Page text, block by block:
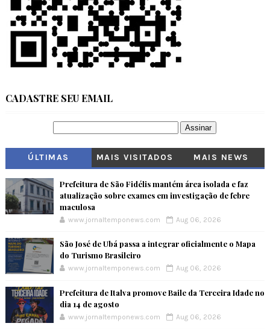
CADASTRE SEU EMAIL
ÚLTIMAS MAIS VISITADOS MAIS NEWS
Prefeitura de São Fidélis mantém área isolada e faz
atualização sobre exames em investigação de febre
maculosa
www.jornaltemponews.com Aug 06, 2026
São José de Ubá passa a integrar oficialmente o Mapa
do Turismo Brasileiro
www.jornaltemponews.com Aug 06, 2026
Prefeitura de Italva promove Baile da Terceira Idade no
dia 14 de agosto
www.jornaltemponews.com Aug 06, 2026